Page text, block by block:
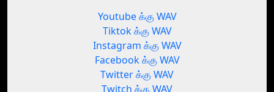
Youtube க்கு WAV
Tiktok க்கு WAV
Instagram க்கு WAV
Facebook க்கு WAV
Twitter க்கு WAV
Twitch க்கு WAV